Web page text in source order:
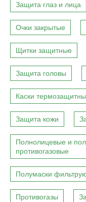
Защита глаз и лица
Очки закрытые
Щитки защитные
Защита головы
Каски
Защита кожи
Полнолицевые и
противогазовые
Полумаски
Противогазы